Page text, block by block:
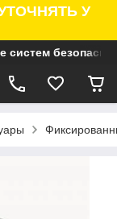
У
систем